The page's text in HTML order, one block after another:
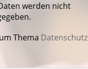
werden nicht
Thema Datenschutz